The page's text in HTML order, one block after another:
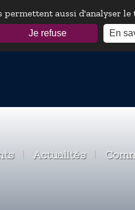
aussi d'analyser
Je refuse En
| Actualités |